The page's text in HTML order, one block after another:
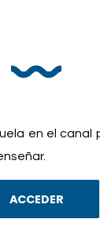
en el canal
ACCEDER